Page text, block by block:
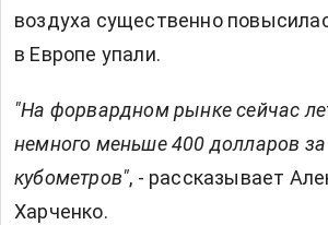
воздуха существенно
в Европе упали.
"На форвардном рынке сейчас
немного меньше 400 долларов
кубометров", - рассказывает
Харченко.